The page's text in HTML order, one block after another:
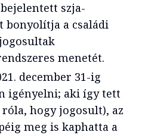
szja-
bonyolítja a családi
menetét.
december 31-ig
igényelni; aki így tett
róla, hogy jogosult), az
meg is kaphatta a